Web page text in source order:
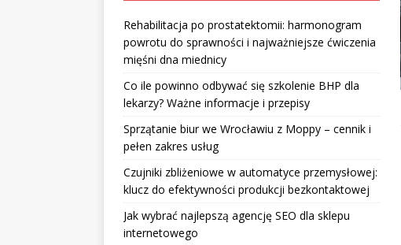
Rehabilitacja po prostatektomii: harmonogram
powrotu do sprawności i najważniejsze ćwiczenia
mięśni dna miednicy
Co ile powinno odbywać się szkolenie BHP dla
lekarzy? Ważne informacje i przepisy
Sprzątanie biur we Wrocławiu z Moppy – cennik i
pełen zakres usług
Czujniki zbliżeniowe w automatyce przemysłowej:
klucz do efektywności produkcji bezkontaktowej
Jak wybrać najlepszą agencję SEO dla sklepu
internetowego